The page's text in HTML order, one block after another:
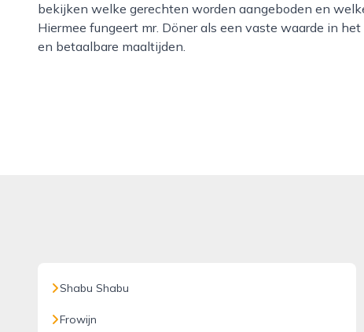
bekijken welke gerechten worden aangeboden en
Hiermee fungeert mr. Döner als een vaste waarde in
en betaalbare maaltijden.
Shabu Shabu
Frowijn